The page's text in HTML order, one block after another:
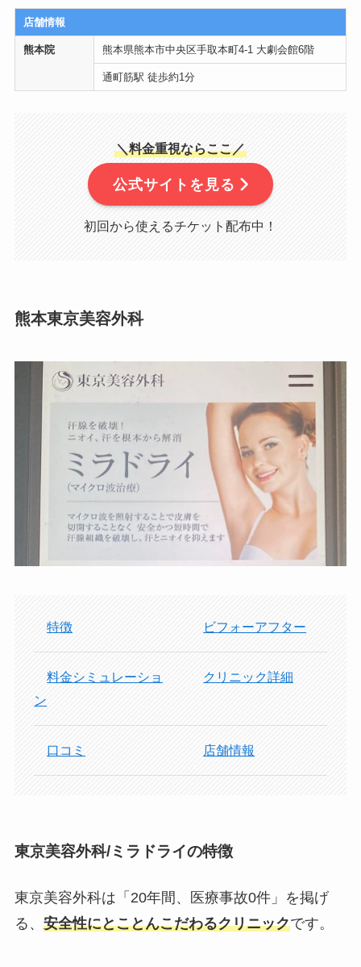
店舗情報
熊本院 熊本県熊本市中央区手取本町4-1 大劇会館6階
通町筋駅 徒歩約1分
＼料金重視ならここ／
公式サイトを見る
初回から使えるチケット配布中！
熊本東京美容外科
特徴 ビフォーアフター
料金シミュレーショ
ン
クリニック詳細
口コミ 店舗情報
東京美容外科/ミラドライの特徴
東京美容外科は「20年間、医療事故0件」を掲げ
る、 安全性にとことんこだわるクリニックです。